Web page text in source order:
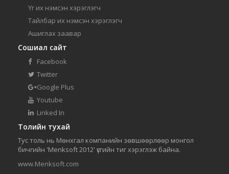
Үг их нэмсэн хэрэглэгч
Тайлбар их нэмсэн хэрэглэгч
Ашиглах заавар
Сошиал сайт
Facebook
Twitter
Google Plus
Youtube
Linked In
Толийн тухай
Тус толь нь Мөнхгал компанийн зөвшөөрлөөр монгол
бичгийн 'Menksoft 2012' үсгийн тиг хэрэглэж байна.
www.Menksoft.com